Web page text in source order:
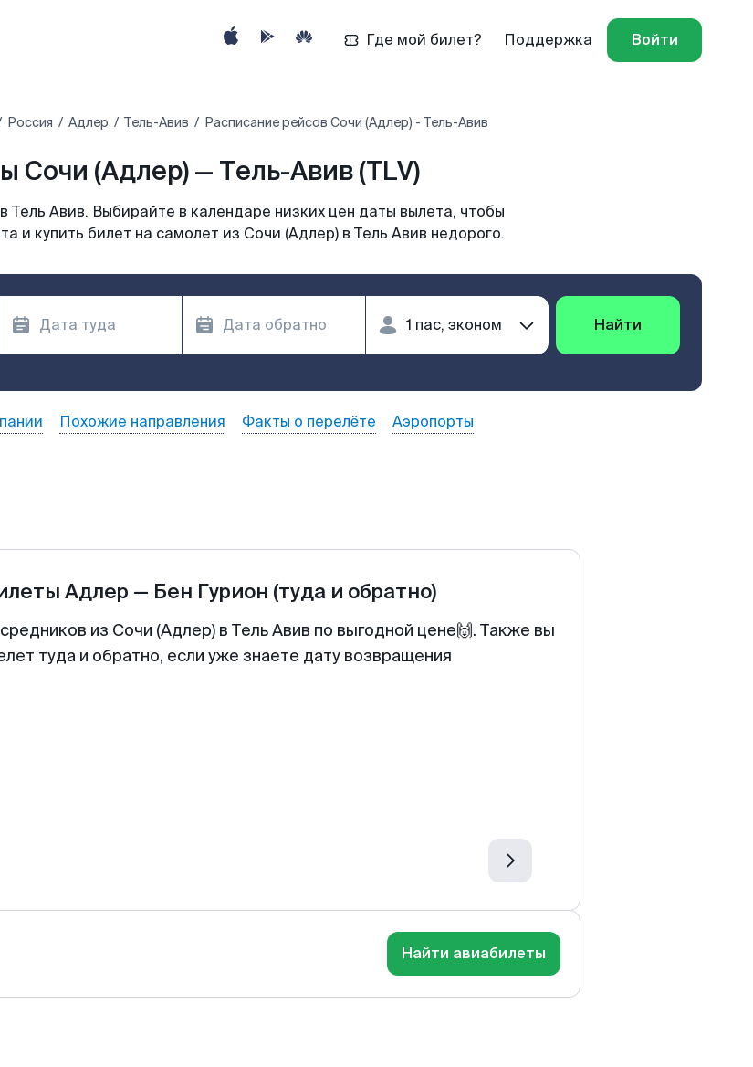
Где мой билет? Поддержка Войти
Россия Адлер Тель-Авив Расписание рейсов Сочи (Адлер) - Тель-Авив
Сочи (Адлер) — Тель-Авив (TLV)
Авив. Выбирайте в календаре низких цен даты вылета, чтобы
и купить билет на самолет из Сочи (Адлер) в Тель Авив недорого.
Найти
Похожие направления Факты о перелёте Аэропорты
Адлер — Бен Гурион (туда и обратно)
из Сочи (Адлер) в Тель Авив по выгодной цене🙌. Также вы
туда и обратно, если уже знаете дату возвращения
Найти авиабилеты